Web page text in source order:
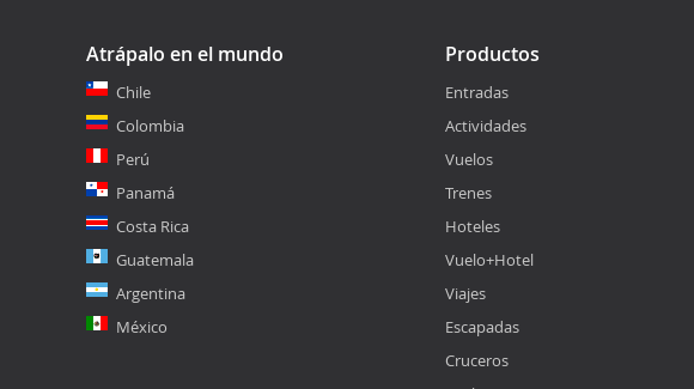
Atrápalo en el mundo
Chile
Colombia
Perú
Panamá
Costa Rica
Guatemala
Argentina
México
Productos
Entradas
Actividades
Vuelos
Trenes
Hoteles
Vuelo+Hotel
Viajes
Escapadas
Cruceros